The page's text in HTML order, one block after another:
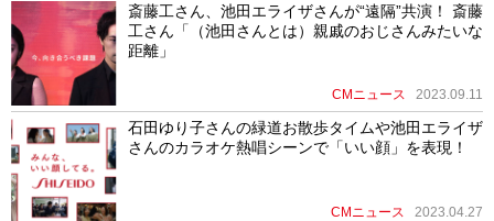
斎藤工さん、池田エライザさんが“遠隔”共演！ 斎藤
工さん「（池田さんとは）親戚のおじさんみたいな
距離」
CMニュース 2023.09.11
石田ゆり子さんの緑道お散歩タイムや池田エライザ
さんのカラオケ熱唱シーンで「いい顔」を表現！
CMニュース 2023.04.27